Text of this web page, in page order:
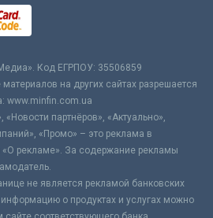
Код ЕГРПОУ: 35506859
на других сайтах разрешается
www.minfin.com.ua
партнёров», «Актуально»,
«Промо» – это реклама в
рекламе». За содержание рекламы
не является рекламой банковских
о продуктах и услугах можно